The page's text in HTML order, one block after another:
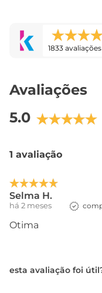
1833
Avaliações
5.0
1 avaliação
Selma H.
há 2 meses
Otima
esta avaliação foi